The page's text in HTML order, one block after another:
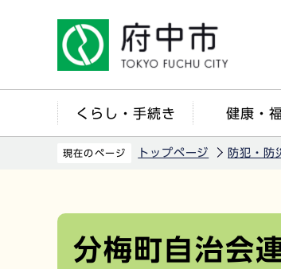
くらし・手続き 健康・
現在のページ トップページ 防犯・防
分梅町自治会